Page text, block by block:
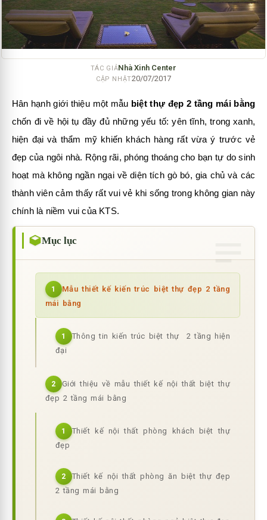
TÁC GIẢNhà Xinh Center
CẬP NHẬT20/07/2017
Hân hạnh giới thiệu một mẫu biệt thự đẹp 2 tầng mái bằng
chốn đi về hội tụ đầy đủ những yếu tố: yên tĩnh, trong xanh,
hiện đại và thẩm mỹ khiến khách hàng rất vừa ý trước vẻ
đẹp của ngôi nhà. Rộng rãi, phóng thoáng cho bạn tự do sinh
hoạt mà không ngần ngại về diện tích gò bó, gia chủ và các
thành viên cảm thấy rất vui vẻ khi sống trong không gian này
chính là niềm vui của KTS.
Mục lục
1
Mẫu thiết kế kiến trúc biệt thự đẹp 2 tầng
mái bằng
1
Thông tin kiến trúc biệt thự 2 tầng hiện
đại
2
Giới thiệu về mẫu thiết kế nội thất biệt thự
đẹp 2 tầng mái bằng
1
Thiết kế nội thất phòng khách biệt thự
đẹp
2
Thiết kế nội thất phòng ăn biệt thự đẹp
2 tầng mái bằng